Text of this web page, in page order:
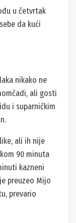
u četvrtak
da kući
nikako ne
ali gosti
i suparničkim
ali ih nije
90 minuta
kazneni
preuzeo Mijo
prevario